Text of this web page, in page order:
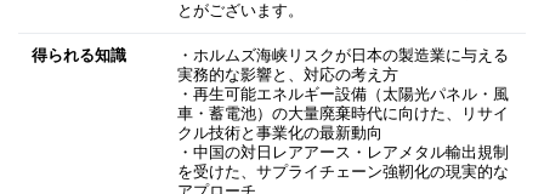
とがございます。
得られる知識
・ホルムズ海峡リスクが日本の製造業に与える
実務的な影響と、対応の考え方
・再生可能エネルギー設備（太陽光パネル・風
車・蓄電池）の大量廃棄時代に向けた、リサイ
クル技術と事業化の最新動向
・中国の対日レアアース・レアメタル輸出規制
を受けた、サプライチェーン強靭化の現実的な